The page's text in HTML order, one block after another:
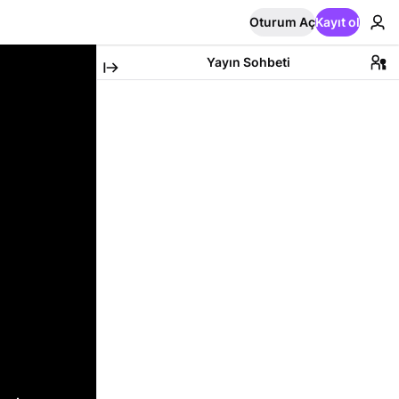
Oturum AçKayıt ol
Yayın Sohbeti